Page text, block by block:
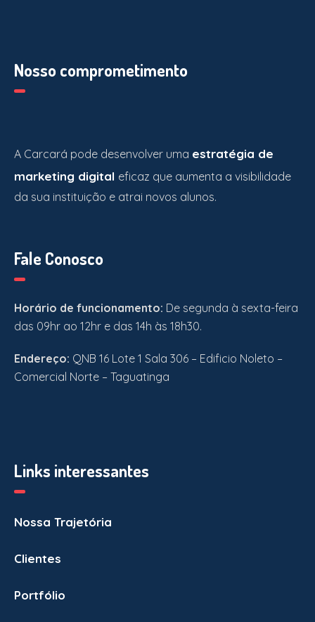
Nosso comprometimento
A Carcará pode desenvolver uma estratégia de
marketing digital eficaz que aumenta a visibilidade
da sua instituição e atrai novos alunos.
Fale Conosco
Horário de funcionamento: De segunda à sexta-feira
das 09hr ao 12hr e das 14h às 18h30.
Endereço: QNB 16 Lote 1 Sala 306 – Edificio Noleto –
Comercial Norte – Taguatinga
Links interessantes
Nossa Trajetória
Clientes
Portfólio